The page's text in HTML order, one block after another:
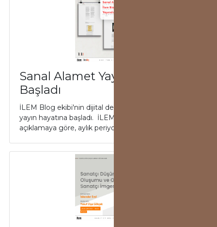
Sanal Alamet Yayın Hayatına
Başladı
İLEM Blog ekibi'nin dijital dergisi "Sanal Alamet",
yayın hayatına başladı. İLEM Blog Ekibi'nden yapılan
açıklamaya göre, aylık periyotta ...